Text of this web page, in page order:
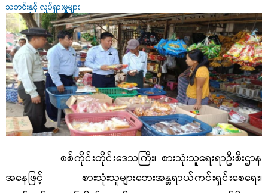
သတင်းနှင့် လှုပ်ရှားမှုများ
စစ်ကိုင်းတိုင်းဒေသကြီး၊ စားသုံးသူရေးရာဦးစီးဌာန
အနေဖြင့် စားသုံးသူများဘေးအန္တရာယ်ကင်းရှင်းစေရေး၊